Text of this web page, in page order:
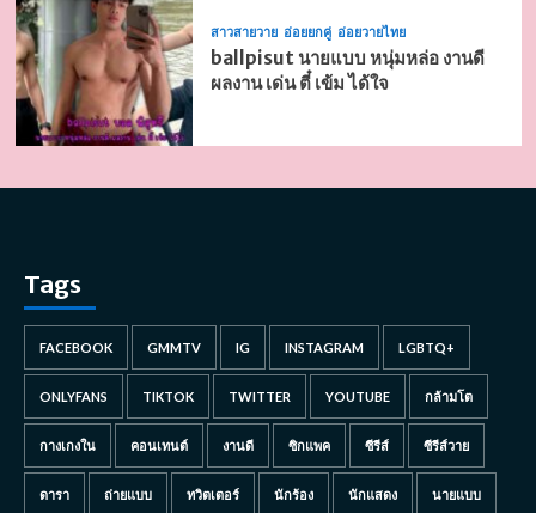
สาวสายวาย อ่อยยกคู่ อ่อยวายไทย
ballpisut นายแบบ หนุ่มหล่อ งานดี
ผลงาน เด่น ตี๋ เข้ม ได้ใจ
Tags
FACEBOOK GMMTV IG INSTAGRAM LGBTQ+
ONLYFANS TIKTOK TWITTER YOUTUBE กล้ามโต
กางเกงใน คอนเทนต์ งานดี ซิกแพค ซีรีส์ ซีรีส์วาย
ดารา ถ่ายแบบ ทวิตเตอร์ นักร้อง นักแสดง นายแบบ